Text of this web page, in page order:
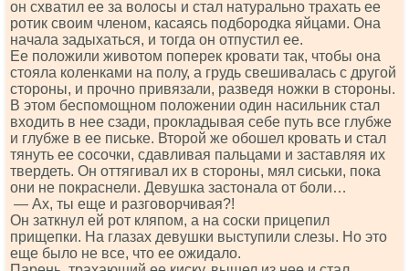
он схватил ее за волосы и стал натурально трахать ее
ротик своим членом, касаясь подбородка яйцами. Она
начала задыхаться, и тогда он отпустил ее.
Ее положили животом поперек кровати так, чтобы она
стояла коленками на полу, а грудь свешивалась с другой
стороны, и прочно привязали, разведя ножки в стороны.
В этом беспомощном положении один насильник стал
входить в нее сзади, прокладывая себе путь все глубже
и глубже в ее письке. Второй же обошел кровать и стал
тянуть ее сосочки, сдавливая пальцами и заставляя их
твердеть. Он оттягивал их в стороны, мял сиськи, пока
они не покраснели. Девушка застонала от боли…
— Ах, ты еще и разговорчивая?!
Он заткнул ей рот кляпом, а на соски прицепил
прищепки. На глазах девушки выступили слезы. Но это
еще было не все, что ее ожидало.